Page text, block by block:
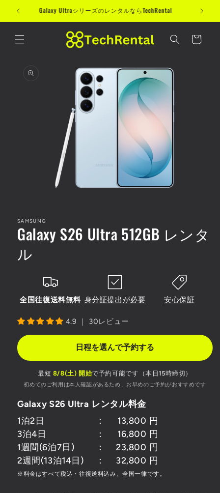
コンテンデータ移行はGoogleフォトがかんたん
ー
にスキッ
ダ
ル
で
デ
ィ
開
く
SAMSUNG
Galaxy S26 Ultra 512GB レンタ
ル
全国往復送料無料 身分証提出が必要 安心保証
4.9 ｜ 30レビュー
日程を選んで予約する
最短 8/8(土) 開始で予約可能です （本日15時締切）
初めてのご利用は本人確認があるため、お早めのご予約がおすすめです
Galaxy S26 Ultra レンタル料金
1泊2日
： 13,800 円
3泊4日
： 16,800 円
1週間(6泊7日)
： 23,800 円
2週間(13泊14日)
： 32,800 円
※料金はすべて税込・往復送料込み、全国一律です。